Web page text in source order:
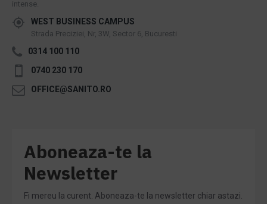
intense.
WEST BUSINESS CAMPUS
Strada Preciziei, Nr, 3W, Sector 6, Bucuresti
0314 100 110
0740 230 170
OFFICE@SANITO.RO
Aboneaza-te la
Newsletter
Fi mereu la curent. Aboneaza-te la newsletter chiar astazi.